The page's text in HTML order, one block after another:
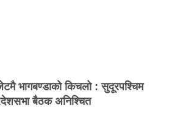
भागबण्डाको किचलो : सुदूरपश्चिम
बैठक अनिश्चित